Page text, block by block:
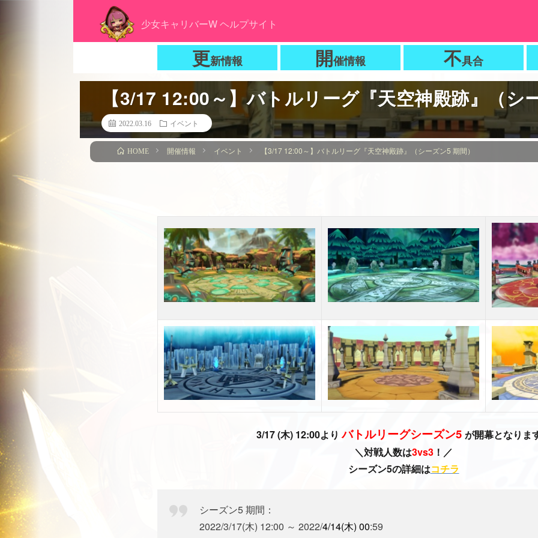
少女キャリバーW ヘルプサイト
更新情報 開催情報 不具合
【3/17 12:00～】バトルリーグ『天空神殿跡』（シ
2022.03.16 イベント
HOME 開催情報 イベント 【3/17 12:00～】バトルリーグ『天空神殿跡』（シーズン5 期間）
3/17 (木) 12:00よりバトルリーグシーズン5 が開幕となりま
＼対戦人数は3vs3 ！／
シーズン5の詳細はコチラ
シーズン5 期間：
2022/3/17(木) 12:00 ～ 2022/4/14(木) 00:59